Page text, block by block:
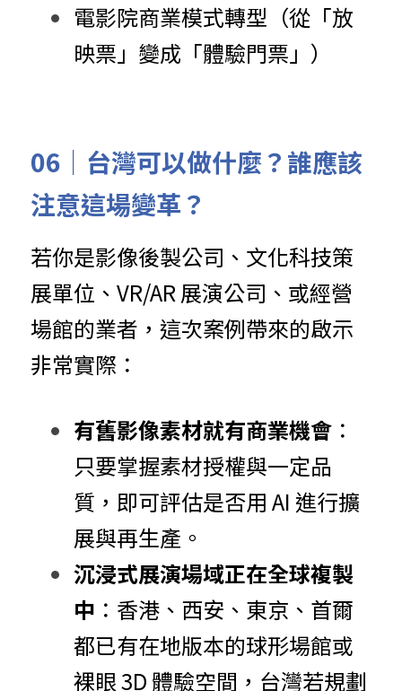
電影院商業模式轉型（從「放
映票」變成「體驗門票」）
06｜台灣可以做什麼？誰應該
注意這場變革？
若你是影像後製公司、文化科技策
展單位、VR/AR 展演公司、或經營
場館的業者，這次案例帶來的啟示
非常實際：
有舊影像素材就有商業機會 ：
只要掌握素材授權與一定品
質，即可評估是否用 AI 進行擴
展與再生產。
沉浸式展演場域正在全球複製
中 ：香港、西安、東京、首爾
都已有在地版本的球形場館或
裸眼 3D 體驗空間，台灣若規劃